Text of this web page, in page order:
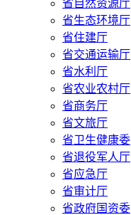
省自然资源厅
省生态环境厅
省住建厅
省交通运输厅
省水利厅
省农业农村厅
省商务厅
省文旅厅
省卫生健康委
省退役军人厅
省应急厅
省审计厅
省政府国资委